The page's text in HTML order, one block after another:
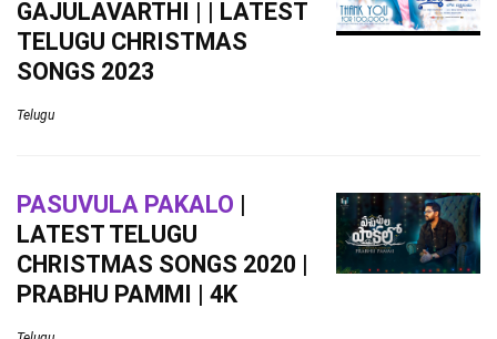
GAJULAVARTHI | | LATEST
TELUGU CHRISTMAS
SONGS 2023
Telugu
PASUVULA PAKALO |
LATEST TELUGU
CHRISTMAS SONGS 2020 |
PRABHU PAMMI | 4K